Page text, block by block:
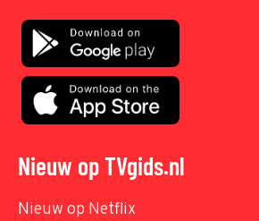
Nieuw op TVgids.nl
Nieuw op Netflix